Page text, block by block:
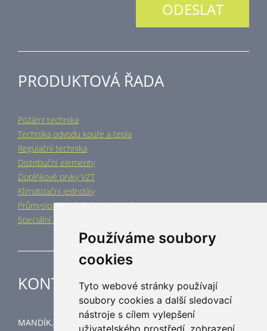
Používáme soubory
cookies
Tyto webové stránky používají
soubory cookies a další sledovací
nástroje s cílem vylepšení
uživatelského prostředí, zobrazení
PRODUKTOVÁ ŘADA
Požární technika
Technika odvodu kouře a tepla
Regulační technika
Distribuční elementy
Doplňkové prvky VZT
Klimatizační jednotky
Průmyslové vytápění a chlazení
Speciální aplikace
KONTAKT
MANDÍK, a.s.